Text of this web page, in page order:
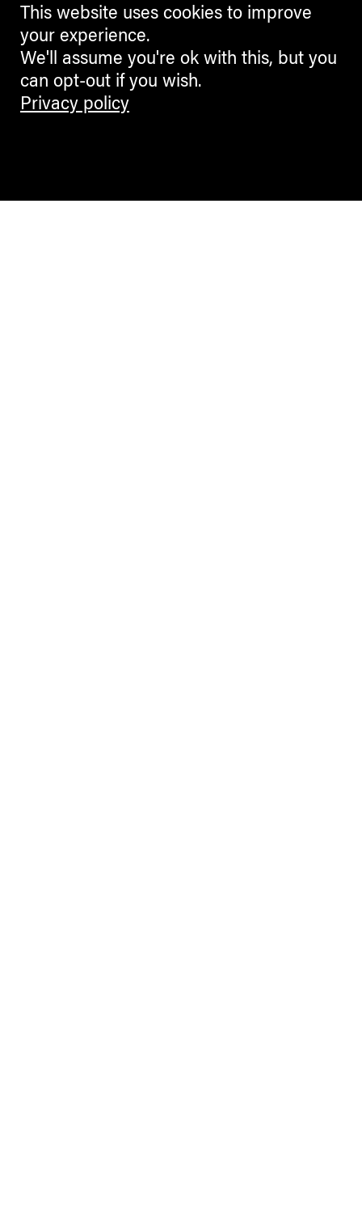
This website uses cookies to improve
your experience.
We'll assume you're ok with this, but you
can opt-out if you wish.
Privacy policy